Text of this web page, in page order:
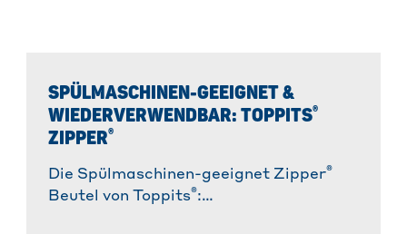
SPÜLMASCHINEN-GEEIGNET &
WIEDERVERWENDBAR: TOPPITS®
ZIPPER®
Die Spülmaschinen-geeignet Zipper®
Beutel von Toppits®: